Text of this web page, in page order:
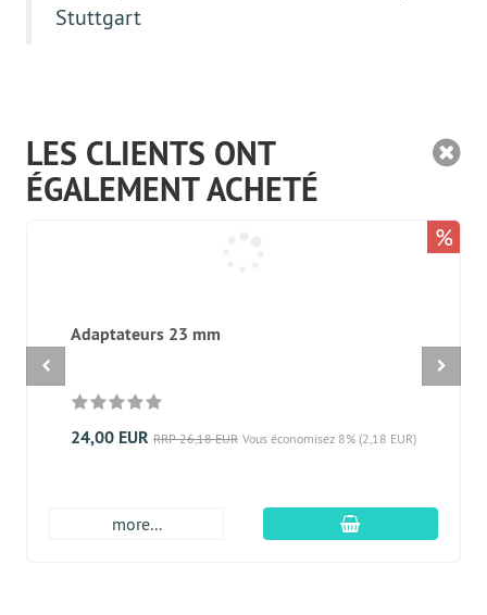
Stuttgart
LES CLIENTS ONT
ÉGALEMENT ACHETÉ
Adaptateurs 23 mm
24,00 EUR RRP 26,18 EUR Vous économisez 8% (2,18 EUR)
more... Ajouter au panier
%